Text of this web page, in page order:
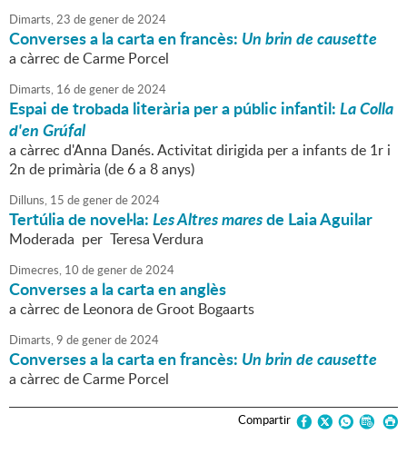
Dimarts,23 degenerde2024
Converses a la carta en francès: Un brin de causette
a càrrec de Carme Porcel
Dimarts, 16 degenerde2024
Espai de trobada literària per a públic infantil:La Colla
d'en Grúfal
a càrrec d'Anna Danés. Activitat dirigida per a infants de 1r i
2n de primària (de 6 a 8 anys)
Dilluns, 15 degenerde2024
Tertúlia de novel·la:Les Altres maresde Laia Aguilar
Moderada per Teresa Verdura
Dimecres, 10 degenerde2024
Converses a la carta en anglès
a càrrec de Leonora de Groot Bogaarts
Dimarts,9 degenerde2024
Converses a la carta en francès: Un brin de causette
a càrrec de Carme Porcel
Compartir